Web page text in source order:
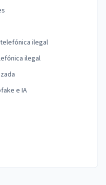
ilegal
ilegal
e IA